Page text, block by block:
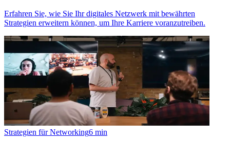
Erfahren Sie, wie Sie Ihr digitales Netzwerk mit bewährten
Strategien erweitern können, um Ihre Karriere voranzutreiben.
Strategien für Networking6 min